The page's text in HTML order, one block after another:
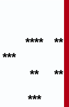
**** **
***
** **
***